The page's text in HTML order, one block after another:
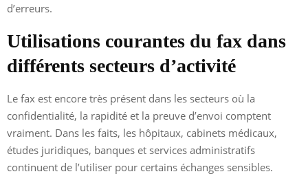
d’erreurs.
Utilisations courantes du fax dans
différents secteurs d’activité
Le fax est encore très présent dans les secteurs où la
confidentialité, la rapidité et la preuve d’envoi comptent
vraiment. Dans les faits, les hôpitaux, cabinets médicaux,
études juridiques, banques et services administratifs
continuent de l’utiliser pour certains échanges sensibles.